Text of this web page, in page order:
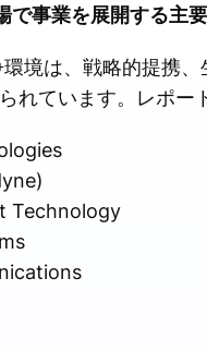
で事業を展開する主
境は、戦略的提携
れています。レポー
Technology